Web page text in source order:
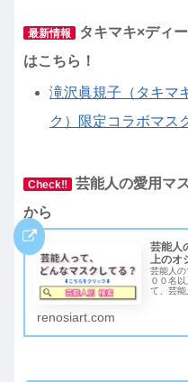
最新情報
タキマキ×ディ
はこちら！
滝沢眞規子（タキマ
ク）限定コラボマス
Check‼︎ 芸能人の愛用マ
から
芸能人
上のオ
芸能人の
００名
て、芸
す！ネ
renosiart.com